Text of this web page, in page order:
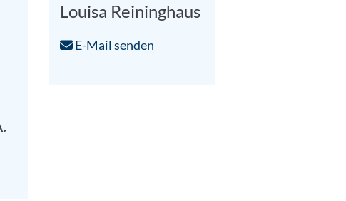
Louisa Reininghaus
E-Mail senden